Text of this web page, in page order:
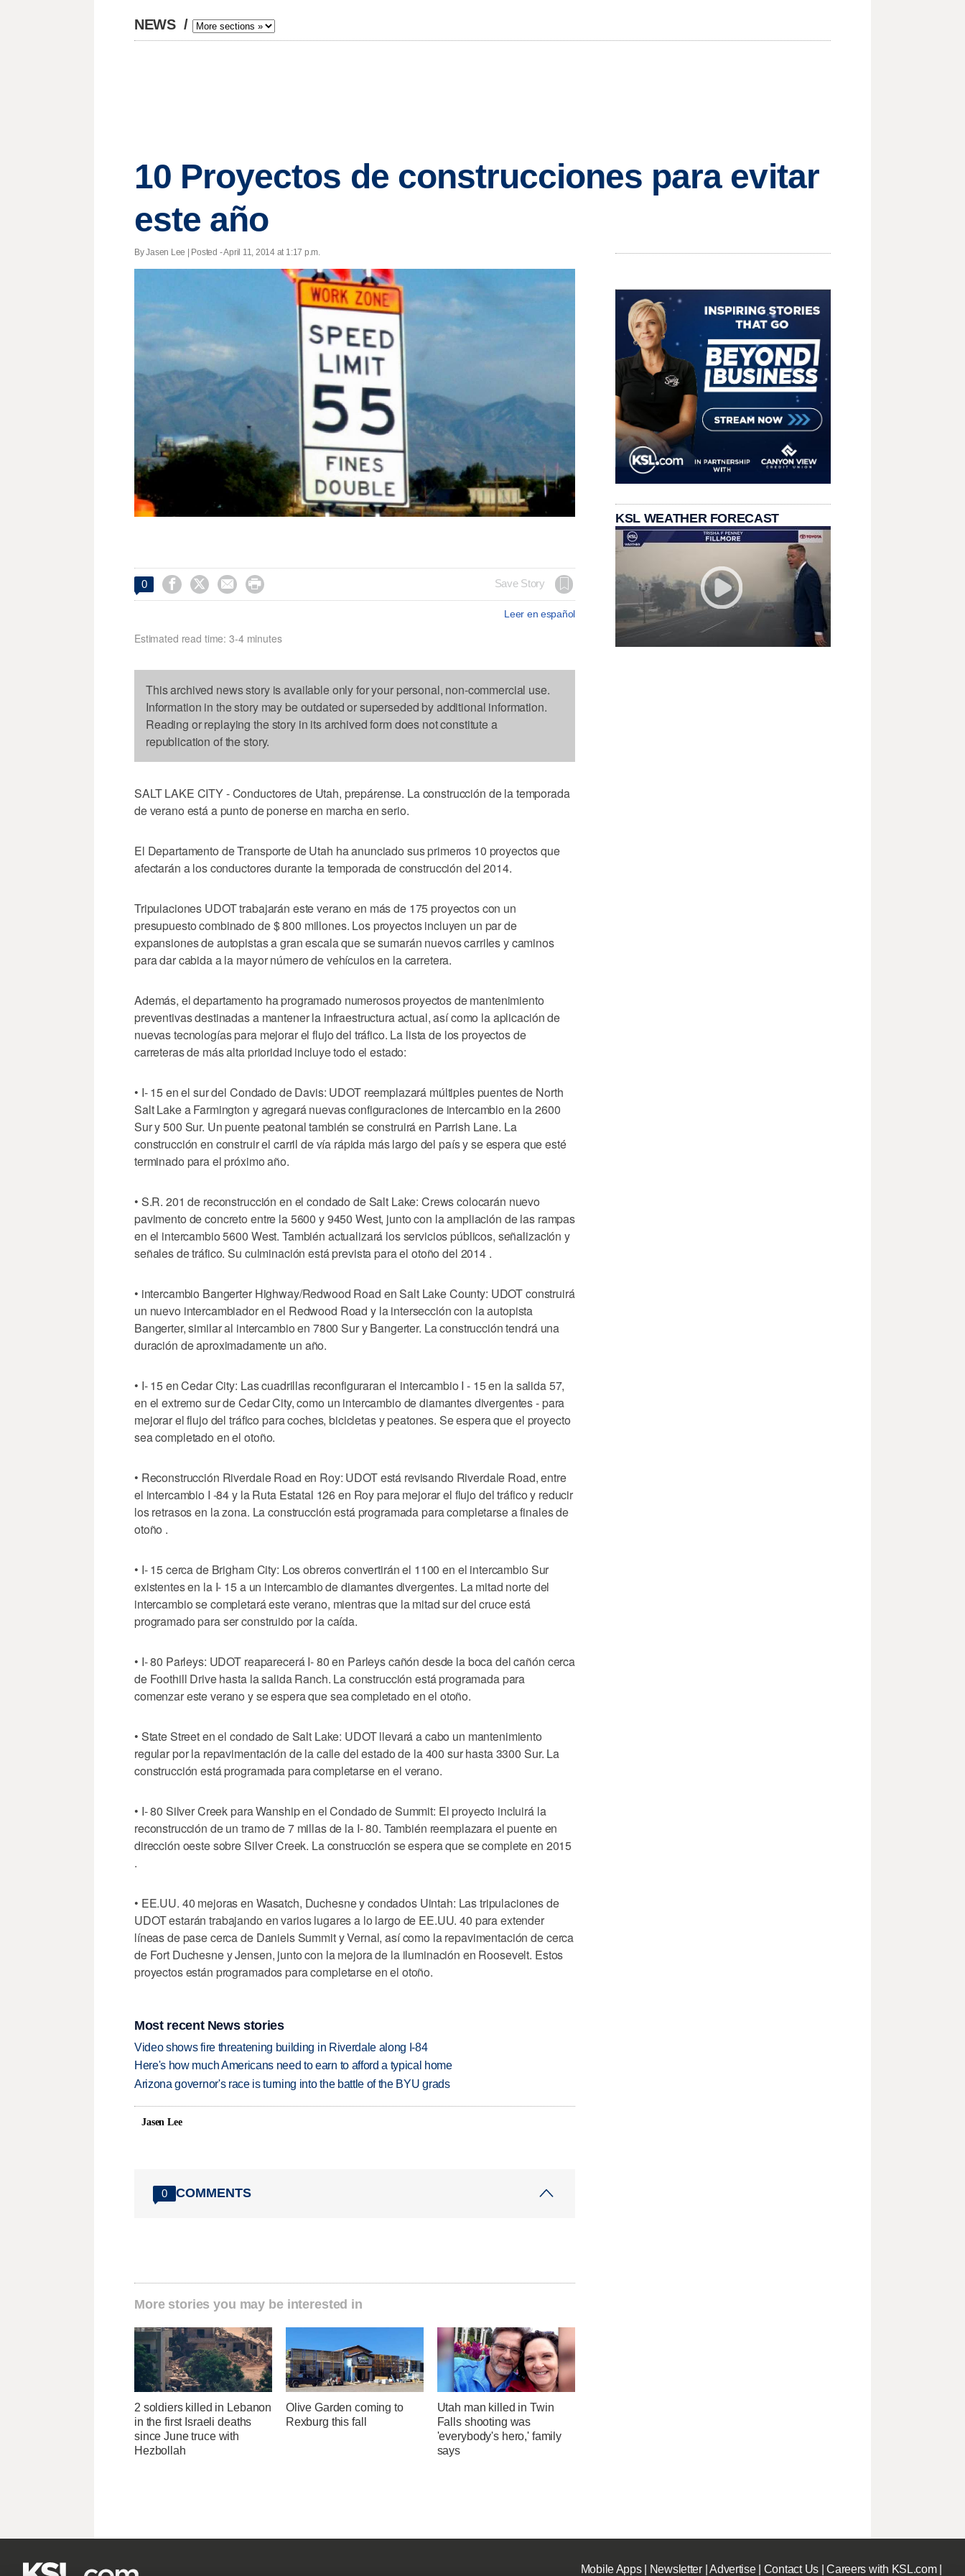
NEWS /
10 Proyectos de construcciones para evitar
este año
By Jasen Lee | Posted - April 11, 2014 at 1:17 p.m.
0     Save Story
Leer en español
Estimated read time: 3-4 minutes
This archived news story is available only for your personal, non-commercial use.
Information in the story may be outdated or superseded by additional information.
Reading or replaying the story in its archived form does not constitute a
republication of the story.
SALT LAKE CITY - Conductores de Utah, prepárense. La construcción de la temporada
de verano está a punto de ponerse en marcha en serio.
El Departamento de Transporte de Utah ha anunciado sus primeros 10 proyectos que
afectarán a los conductores durante la temporada de construcción del 2014.
Tripulaciones UDOT trabajarán este verano en más de 175 proyectos con un
presupuesto combinado de $ 800 millones. Los proyectos incluyen un par de
expansiones de autopistas a gran escala que se sumarán nuevos carriles y caminos
para dar cabida a la mayor número de vehículos en la carretera.
Además, el departamento ha programado numerosos proyectos de mantenimiento
preventivas destinadas a mantener la infraestructura actual, así como la aplicación de
nuevas tecnologías para mejorar el flujo del tráfico. La lista de los proyectos de
carreteras de más alta prioridad incluye todo el estado:
• I- 15 en el sur del Condado de Davis: UDOT reemplazará múltiples puentes de North
Salt Lake a Farmington y agregará nuevas configuraciones de intercambio en la 2600
Sur y 500 Sur. Un puente peatonal también se construirá en Parrish Lane. La
construcción en construir el carril de vía rápida más largo del país y se espera que esté
terminado para el próximo año.
• S.R. 201 de reconstrucción en el condado de Salt Lake: Crews colocarán nuevo
pavimento de concreto entre la 5600 y 9450 West, junto con la ampliación de las rampas
en el intercambio 5600 West. También actualizará los servicios públicos, señalización y
señales de tráfico. Su culminación está prevista para el otoño del 2014 .
• intercambio Bangerter Highway/Redwood Road en Salt Lake County: UDOT construirá
un nuevo intercambiador en el Redwood Road y la intersección con la autopista
Bangerter, similar al intercambio en 7800 Sur y Bangerter. La construcción tendrá una
duración de aproximadamente un año.
• I- 15 en Cedar City: Las cuadrillas reconfiguraran el intercambio I - 15 en la salida 57,
en el extremo sur de Cedar City, como un intercambio de diamantes divergentes - para
mejorar el flujo del tráfico para coches, bicicletas y peatones. Se espera que el proyecto
sea completado en el otoño.
• Reconstrucción Riverdale Road en Roy: UDOT está revisando Riverdale Road, entre
el intercambio I -84 y la Ruta Estatal 126 en Roy para mejorar el flujo del tráfico y reducir
los retrasos en la zona. La construcción está programada para completarse a finales de
otoño .
• I- 15 cerca de Brigham City: Los obreros convertirán el 1100 en el intercambio Sur
existentes en la I- 15 a un intercambio de diamantes divergentes. La mitad norte del
intercambio se completará este verano, mientras que la mitad sur del cruce está
programado para ser construido por la caída.
• I- 80 Parleys: UDOT reaparecerá I- 80 en Parleys cañón desde la boca del cañón cerca
de Foothill Drive hasta la salida Ranch. La construcción está programada para
comenzar este verano y se espera que sea completado en el otoño.
• State Street en el condado de Salt Lake: UDOT llevará a cabo un mantenimiento
regular por la repavimentación de la calle del estado de la 400 sur hasta 3300 Sur. La
construcción está programada para completarse en el verano.
• I- 80 Silver Creek para Wanship en el Condado de Summit: El proyecto incluirá la
reconstrucción de un tramo de 7 millas de la I- 80. También reemplazara el puente en
dirección oeste sobre Silver Creek. La construcción se espera que se complete en 2015
.
• EE.UU. 40 mejoras en Wasatch, Duchesne y condados Uintah: Las tripulaciones de
UDOT estarán trabajando en varios lugares a lo largo de EE.UU. 40 para extender
líneas de pase cerca de Daniels Summit y Vernal, así como la repavimentación de cerca
de Fort Duchesne y Jensen, junto con la mejora de la iluminación en Roosevelt. Estos
proyectos están programados para completarse en el otoño.
Most recent News stories
Video shows fire threatening building in Riverdale along I-84
Here's how much Americans need to earn to afford a typical home
Arizona governor's race is turning into the battle of the BYU grads
Jasen Lee
0 COMMENTS
More stories you may be interested in
2 soldiers killed in Lebanon
in the first Israeli deaths
since June truce with
Hezbollah
Olive Garden coming to
Rexburg this fall
Utah man killed in Twin
Falls shooting was
'everybody's hero,' family
says
KSL WEATHER FORECAST
Mobile Apps| Newsletter|Advertise| Contact Us|Careers with KSL.com|